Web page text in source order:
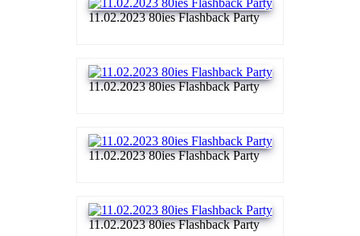
11.02.2023 80ies Flashback Party
11.02.2023 80ies Flashback Party
11.02.2023 80ies Flashback Party
11.02.2023 80ies Flashback Party